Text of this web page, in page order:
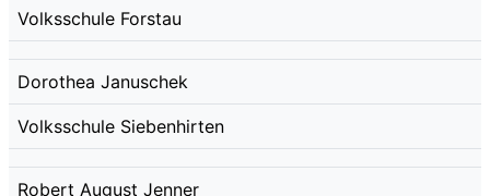
Volksschule Forstau
Dorothea Januschek
Volksschule Siebenhirten
Robert August Jenner